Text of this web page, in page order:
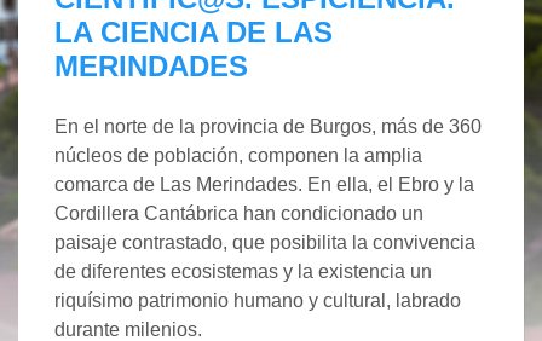
LA CIENCIA DE LAS
MERINDADES
En el norte de la provincia de Burgos, más de 360
núcleos de población, componen la amplia
comarca de Las Merindades. En ella, el Ebro y la
Cordillera Cantábrica han condicionado un
paisaje contrastado, que posibilita la convivencia
de diferentes ecosistemas y la existencia un
riquísimo patrimonio humano y cultural, labrado
durante milenios.